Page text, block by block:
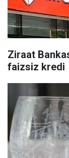
Ziraat
faizsiz kredi